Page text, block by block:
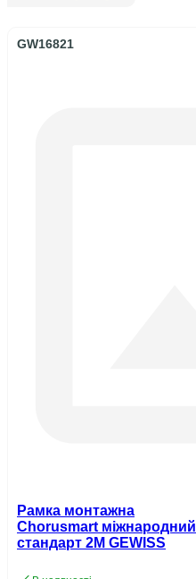
GW16821
Рамка монтажна
Chorusmart міжнародний
стандарт 2M GEWISS